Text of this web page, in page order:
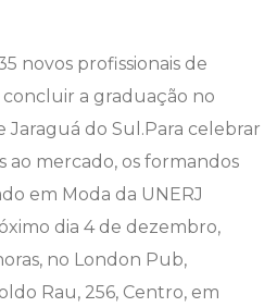
novos profissionais de
a graduação no
Jaraguá do Sul.Para celebrar
ao mercado, os formandos
em Moda da UNERJ
dia 4 de dezembro,
no London Pub,
Rau, 256, Centro, em